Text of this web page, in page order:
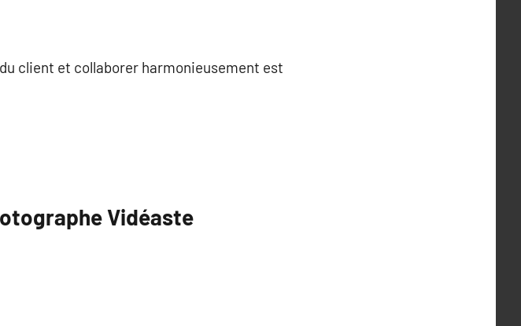
client et collaborer harmonieusement est
Vidéaste